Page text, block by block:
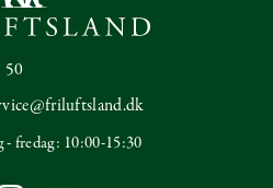
50
- fredag: 10:00-15:30